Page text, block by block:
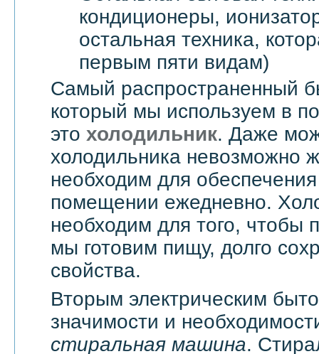
кондиционеры,
остальная техника,
первым пяти видам)
Самый распространенный
который мы используем в
это холодильник. Даже
холодильника невозможно
необходим для
помещении ежедневно.
необходим для того, чтобы
мы готовим пищу, долго
свойства.
Вторым электрическим
значимости и
стиральная машина.